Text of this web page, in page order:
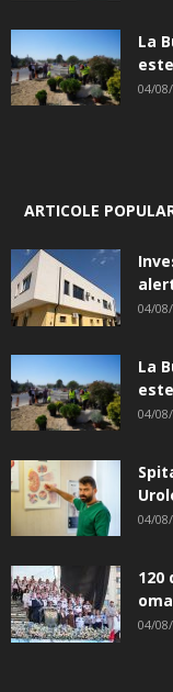
La
04/
ARTICOLE
04/
La
04/
04/
120
04/